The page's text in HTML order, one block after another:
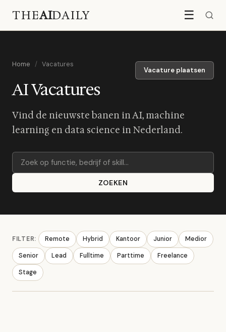
THEAIDAILY ☰
Home / Vacatures
Vacature plaatsen
AI Vacatures
Vind de nieuwste banen in AI, machine
learning en data science in Nederland.
ZOEKEN
FILTER: Remote Hybrid Kantoor Junior Medior
Senior Lead Fulltime Parttime Freelance
Stage